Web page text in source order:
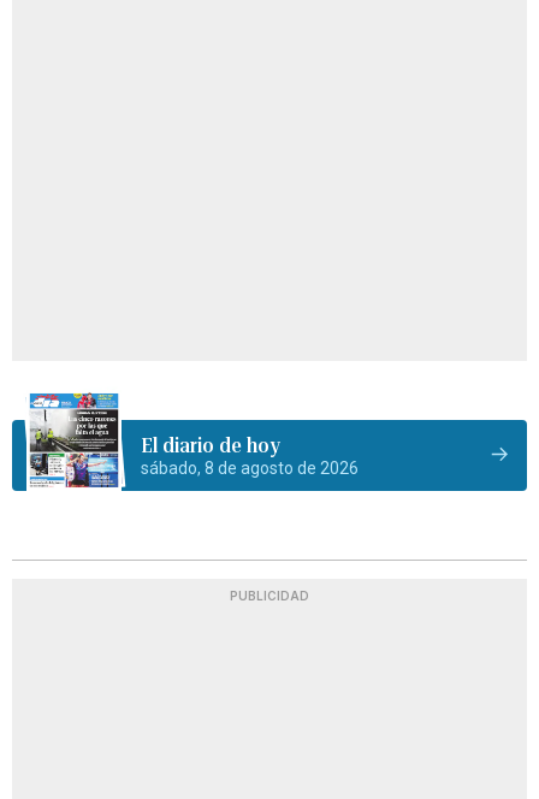
El diario de hoy
sábado, 8 de agosto de 2026
PUBLICIDAD